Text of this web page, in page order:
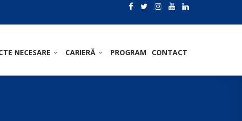
NECESARE CARIERĂ PROGRAM CONTACT